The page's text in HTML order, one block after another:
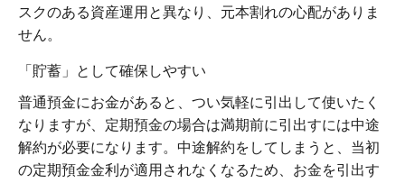
スクのある資産運用と異なり、元本割れの心配がありま
せん。
「貯蓄」として確保しやすい
普通預金にお金があると、つい気軽に引出して使いたく
なりますが、定期預金の場合は満期前に引出すには中途
解約が必要になります。中途解約をしてしまうと、当初
の定期預金金利が適用されなくなるため、お金を引出す